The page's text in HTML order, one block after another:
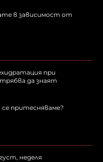
в зависимост от
при
да знаят
се притесняваме?
неделя